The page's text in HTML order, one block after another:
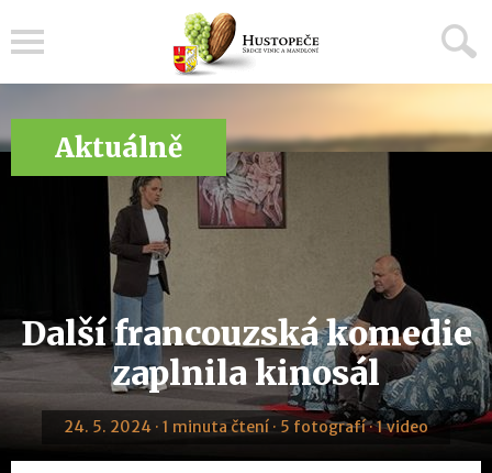
Aktuálně
Další francouzská komedie
zaplnila kinosál
24. 5. 2024 · 1 minuta čtení · 5 fotografí · 1 video